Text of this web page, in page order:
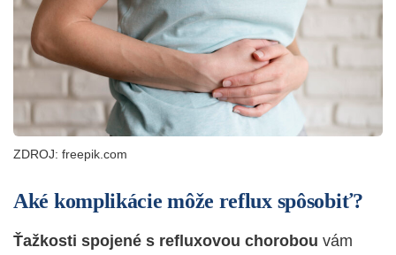
ZDROJ: freepik.com
Aké komplikácie môže reflux spôsobiť?
Ťažkosti spojené s refluxovou chorobou vám